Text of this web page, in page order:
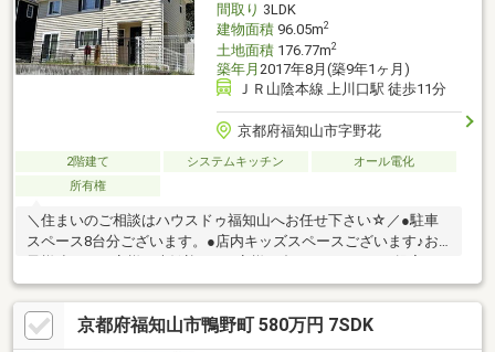
間取り 3LDK
建物面積96.05m2
土地面積176.77m2
築年月 2017年8月(築9年1ヶ月)
ＪＲ山陰本線 上川口駅 徒歩11分
京都府福知山市字野花
2階建て システムキッチン
オール電化
所有権
＼住まいのご相談はハウスドゥ福知山へお任せ下さい☆／●駐車
スペース8台分ございます。●店内キッズスペースございます♪お
致します。●女性営業担当もおります。お気軽にご指定下さいま
せ。●ご売却相談も受付中！
京都府福知山市鴨野町 580万円 7SDK